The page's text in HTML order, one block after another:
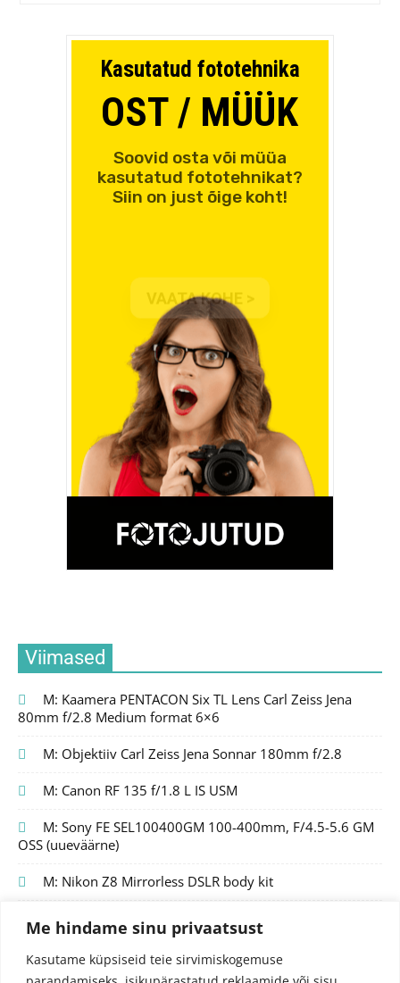
Me hindame sinu privaatsust
Kasutame küpsiseid teie sirvimiskogemuse
Viimased
M: Kaamera PENTACON Six TL Lens Carl Zeiss Jena
80mm f/2.8 Medium format 6×6
M: Objektiiv Carl Zeiss Jena Sonnar 180mm f/2.8
M: Canon RF 135 f/1.8 L IS USM
M: Sony FE SEL100400GM 100-400mm, F/4.5-5.6 GM
OSS (uueväärne)
M: Nikon Z8 Mirrorless DSLR body kit